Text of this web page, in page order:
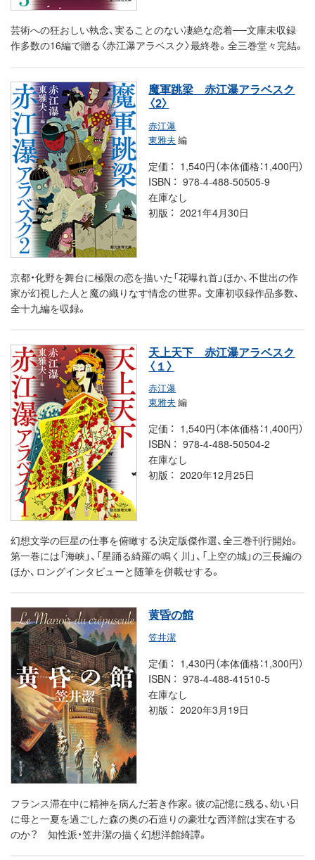
芸術への狂おしい執念、実ることのない凄絶な恋着──文庫未収録
作多数の16編で贈る〈赤江瀑アラベスク〉最終巻。全三巻堂々完結。
魔軍跳梁 赤江瀑アラベスク
〈2〉
赤江瀑
東雅夫 編
定価
1,540円（本体価格：1,400円）
ISBN
978-4-488-50505-9
在庫なし
初版
2021年4月30日
京都・化野を舞台に極限の恋を描いた「花曝れ首」ほか、不世出の作
家が幻視した人と魔の織りなす情念の世界。文庫初収録作品多数、
全十九編を収録。
天上天下 赤江瀑アラベスク
〈１〉
赤江瀑
東雅夫 編
定価
1,540円（本体価格：1,400円）
ISBN
978-4-488-50504-2
在庫なし
初版
2020年12月25日
幻想文学の巨星の仕事を俯瞰する決定版傑作選、全三巻刊行開始。
第一巻には「海峡」、「星踊る綺羅の鳴く川」、「上空の城」の三長編の
ほか、ロングインタビューと随筆を併載せする。
黄昏の館
笠井潔
定価
1,430円（本体価格：1,300円）
ISBN
978-4-488-41510-5
在庫なし
初版
2020年3月19日
フランス滞在中に精神を病んだ若き作家。彼の記憶に残る、幼い日
に母と一夏を過ごした森の奥の石造りの豪壮な西洋館は実在する
のか？ 知性派・笠井潔の描く幻想洋館綺譚。